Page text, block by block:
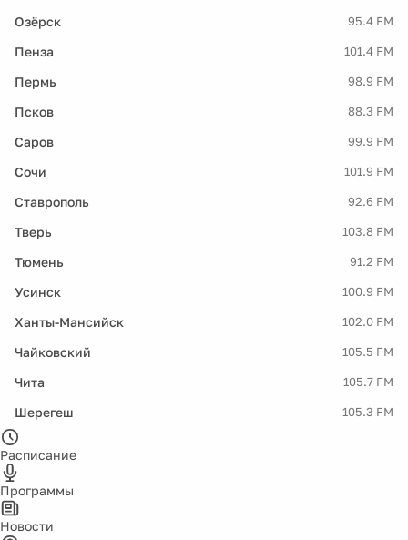
Озёрск 95.4 FM
Пенза 101.4 FM
Пермь 98.9 FM
Псков 88.3 FM
Саров 99.9 FM
Сочи 101.9 FM
Ставрополь 92.6 FM
Тверь 103.8 FM
Тюмень 91.2 FM
Усинск 100.9 FM
Ханты-Мансийск 102.0 FM
Чайковский 105.5 FM
Чита 105.7 FM
Шерегеш 105.3 FM
Расписание
Программы
Новости